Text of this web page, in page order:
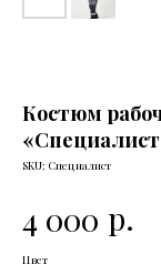
Костюм
SKU: Специалист
4 000 р.
Цвет